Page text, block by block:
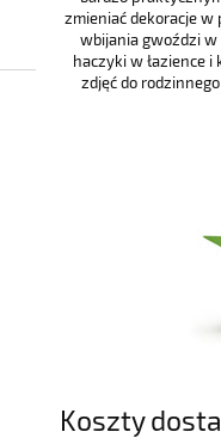
zmieniać dekoracje w
wbijania gwoździ w
haczyki w łazience
zdjęć do
Koszty